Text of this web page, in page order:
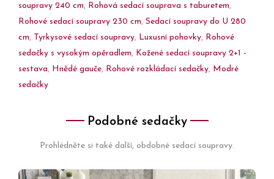
soupravy 240 cm, Rohová sedací souprava s taburetem,
Rohové sedací soupravy 230 cm, Sedací soupravy do U 280
cm, Tyrkysové sedací soupravy, Luxusní pohovky, Rohové
sedačky s vysokým opěradlem, Kožené sedací soupravy 2+1 -
sestava, Hnědé gauče, Rohové rozkládací sedačky, Modré
sedačky
Podobné sedačky
Prohlédněte si také další, obdobné sedací soupravy.